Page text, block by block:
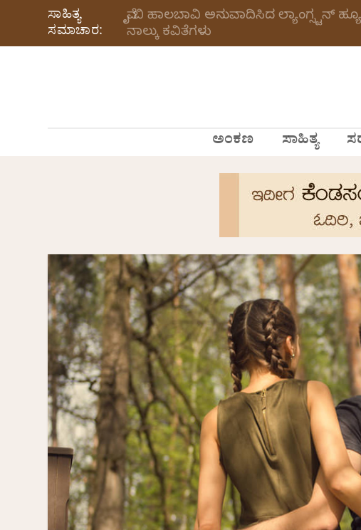
ಸಾಹಿತ್ಯ
ಸಮಾಚಾರ:
ವೈ ಬಿ ಹಾಲಬಾವಿ ಅನುವಾದಿಸಿದ ಲ್ಯಾಂಗ್ಸ್ಟನ್
ನಾಲ್ಕು ಕವಿತೆಗಳು
ಅಂಕಣ ಸಾಹಿತ್ಯ